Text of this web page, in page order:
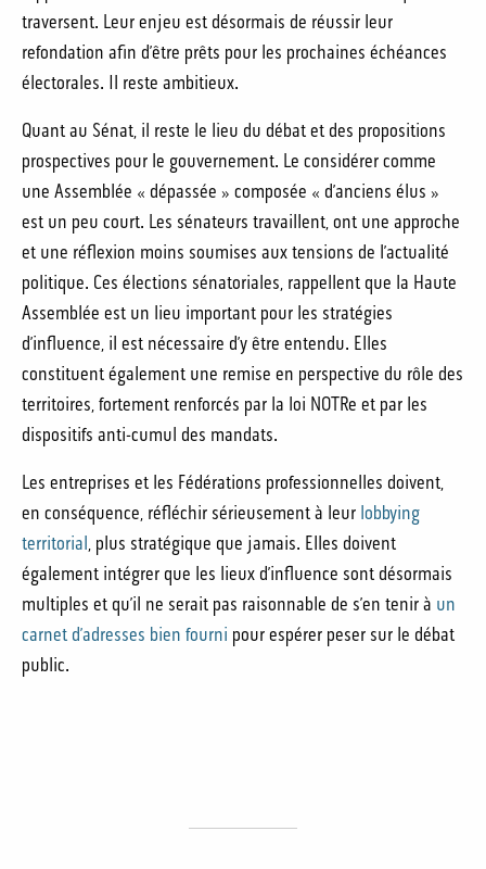
traversent. Leur enjeu est désormais de réussir leur
refondation afin d’être prêts pour les prochaines échéances
électorales. Il reste ambitieux.
Quant au Sénat, il reste le lieu du débat et des propositions
prospectives pour le gouvernement. Le considérer comme
une Assemblée « dépassée » composée « d’anciens élus »
est un peu court. Les sénateurs travaillent, ont une approche
et une réflexion moins soumises aux tensions de l’actualité
politique. Ces élections sénatoriales, rappellent que la Haute
Assemblée est un lieu important pour les stratégies
d’influence, il est nécessaire d’y être entendu. Elles
constituent également une remise en perspective du rôle des
territoires, fortement renforcés par la loi NOTRe et par les
dispositifs anti-cumul des mandats.
Les entreprises et les Fédérations professionnelles doivent,
en conséquence, réfléchir sérieusement à leur lobbying
territorial, plus stratégique que jamais. Elles doivent
également intégrer que les lieux d’influence sont désormais
multiples et qu’il ne serait pas raisonnable de s’en tenir à un
carnet d’adresses bien fourni pour espérer peser sur le débat
public.